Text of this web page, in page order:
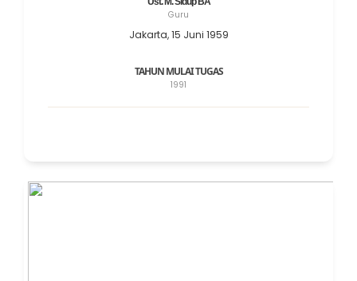
Guru
Jakarta, 15 Juni 1959
TAHUN MULAI TUGAS
1991